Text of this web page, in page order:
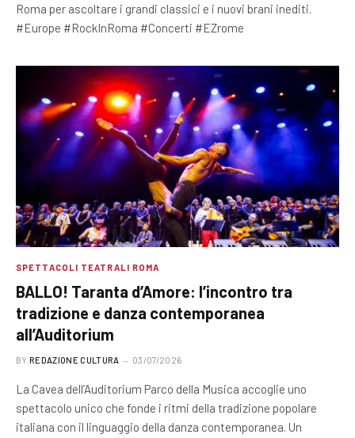
Roma per ascoltare i grandi classici e i nuovi brani inediti.
#Europe #RockInRoma #Concerti #EZrome
SPETTACOLI TEATRALI ROMA
BALLO! Taranta d’Amore: l’incontro tra
tradizione e danza contemporanea
all’Auditorium
BY REDAZIONE CULTURA 03/07/2026
La Cavea dell’Auditorium Parco della Musica accoglie uno
spettacolo unico che fonde i ritmi della tradizione popolare
italiana con il linguaggio della danza contemporanea. Un